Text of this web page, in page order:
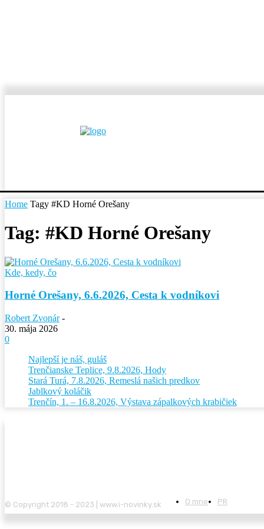
Home Tagy #KD Horné Orešany
Tag: #KD Horné Orešany
Kde, kedy, čo
Horné Orešany, 6.6.2026, Cesta k vodníkovi
Robert Zvonár -
30. mája 2026
0
Najlepší je náš, guláš
Trenčianske Teplice, 9.8.2026, Hody
Stará Turá, 7.8.2026, Remeslá našich predkov
Jablkový koláčik
Trenčín, 1. – 16.8.2026, Výstava zápalkových krabičiek
© Copyright 2018 - 2023 | www.i-novinky.sk O mne PR